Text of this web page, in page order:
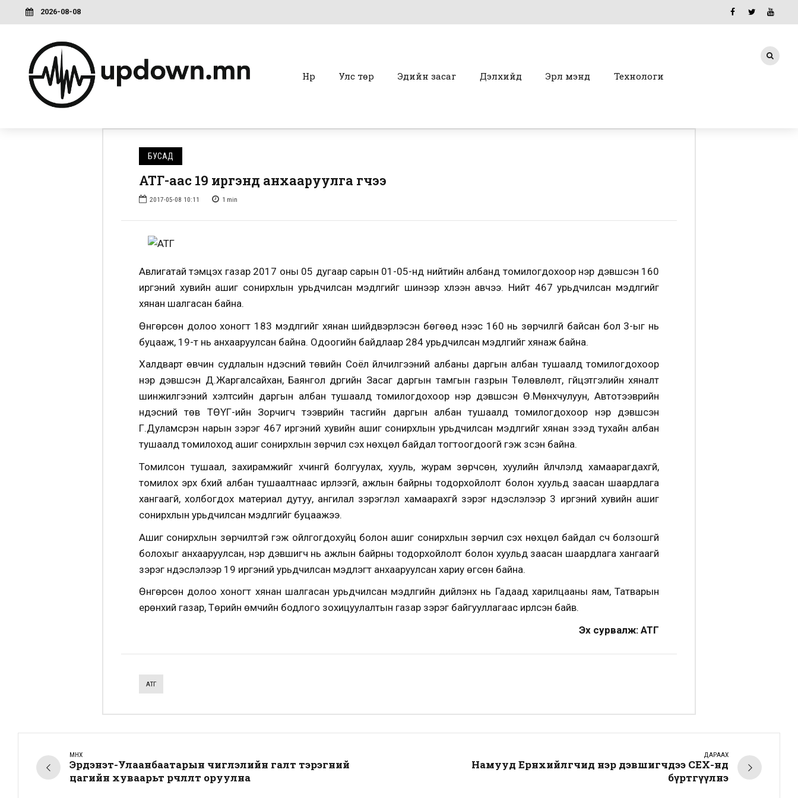
2026-08-08
Нүүр Улс төр Эдийн засаг Дэлхийд Эрүүл мэнд Технологи
БУСАД
АТГ-аас 19 иргэнд анхааруулга өгчээ
2017-05-08 10:11 1 min
Авлигатай тэмцэх газар 2017 оны 05 дугаар сарын 01-05-нд нийтийн албанд томилогдохоор нэр дэвшсэн 160
иргэний хувийн ашиг сонирхлын урьдчилсан мэдүүлгийг шинээр хүлээн авчээ. Нийт 467 урьдчилсан мэдүүлгийг
хянан шалгасан байна.
Өнгөрсөн долоо хоногт 183 мэдүүлгийг хянан шийдвэрлэсэн бөгөөд үүнээс 160 нь зөрчилгүй байсан бол 3-ыг нь
буцааж, 19-т нь анхааруулсан байна. Одоогийн байдлаар 284 урьдчилсан мэдүүлгийг хянаж байна.
Халдварт өвчин судлалын үндэсний төвийн Соёл үйлчилгээний албаны даргын албан тушаалд томилогдохоор
нэр дэвшсэн Д.Жаргалсайхан, Баянгол дүүргийн Засаг даргын тамгын газрын Төлөвлөлт, гүйцэтгэлийн хяналт
шинжилгээний хэлтсийн даргын албан тушаалд томилогдохоор нэр дэвшсэн Ө.Мөнхчулуун, Автотээврийн
үндэсний төв ТӨҮГ-ийн Зорчигч тээврийн тасгийн даргын албан тушаалд томилогдохоор нэр дэвшсэн
Г.Дуламсүрэн нарын зэрэг 467 иргэний хувийн ашиг сонирхлын урьдчилсан мэдүүлгийг хянан үзээд тухайн албан
тушаалд томилоход ашиг сонирхлын зөрчил үүсэх нөхцөл байдал тогтоогдоогүй гэж үзсэн байна.
Томилсон тушаал, захирамжийг хүчингүй болгуулах, хууль, журам зөрчсөн, хуулийн үйлчлэлд хамаарагдахгүй,
томилох эрх бүхий албан тушаалтнаас ирүүлээгүй, ажлын байрны тодорхойлолт болон хуульд заасан шаардлага
хангаагүй, холбогдох материал дутуу, ангилал зэрэглэл хамаарахгүй зэрэг үндэслэлээр 3 иргэний хувийн ашиг
сонирхлын урьдчилсан мэдүүлгийг буцаажээ.
Ашиг сонирхлын зөрчилтэй гэж ойлгогдохуйц болон ашиг сонирхлын зөрчил үүсэх нөхцөл байдал үүсч болзошгүй
болохыг анхааруулсан, нэр дэвшигч нь ажлын байрны тодорхойлолт болон хуульд заасан шаардлага хангаагүй
зэрэг үндэслэлээр 19 иргэний урьдчилсан мэдүүлэгт анхааруулсан хариу өгсөн байна.
Өнгөрсөн долоо хоногт хянан шалгасан урьдчилсан мэдүүлгийн дийлэнх нь Гадаад харилцааны яам, Татварын
ерөнхий газар, Төрийн өмчийн бодлого зохицуулалтын газар зэрэг байгууллагаас ирүүлсэн байв.
Эх сурвалж: АТГ
АТГ
ӨМНӨХ
Эрдэнэт-Улаанбаатарын чиглэлийн галт тэрэгний
цагийн хуваарьт өөрчлөлт оруулна
ДАРААХ
Намууд Ерөнхийлөгчид нэр дэвшигчдээ СЕХ-нд
бүртгүүлнэ